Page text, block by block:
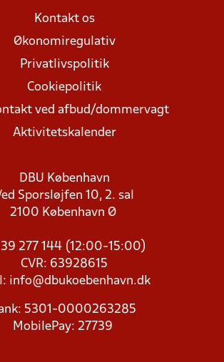
Kontakt os
Økonomiregulativ
Privatlivspolitik
Cookiepolitik
ved afbud/dommervagt
Aktivitetskalender
DBU København
Sporsløjfen 10, 2. sal
2100 København Ø
39 277 144 (12:00-15:00)
CVR: 63928615
info@dbukoebenhavn.dk
5301-0000263285
MobilePay: 27739